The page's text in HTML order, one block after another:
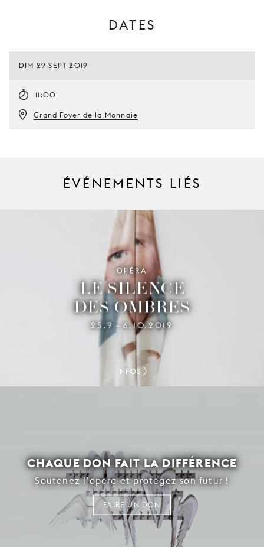
DATES
DIM 29 SEPT 2019
11:00
Grand Foyer de la Monnaie
ÉVÉNEMENTS LIÉS
OPÉRA
LE SILENCE
DES OMBRES
25.9 – 6.10.2019
INFOS
CHAQUE DON FAIT LA DIFFÉRENCE
Soutenez l’opéra et protégez son futur !
FAIRE UN DON